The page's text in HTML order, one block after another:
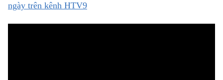
ngày trên kênh HTV9